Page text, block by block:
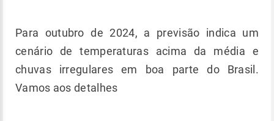
Para outubro de 2024, a previsão indica um
cenário de temperaturas acima da média e
chuvas irregulares em boa parte do Brasil.
Vamos aos detalhes